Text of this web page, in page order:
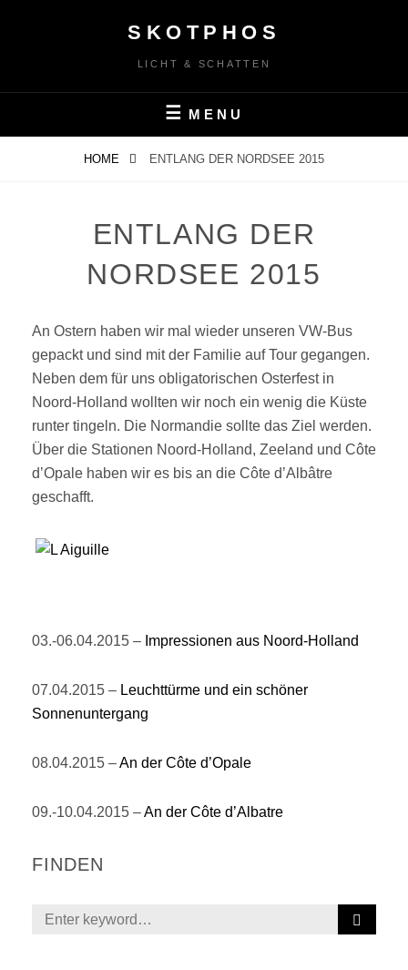
SKOTPHOS
LICHT & SCHATTEN
MENU
HOME ENTLANG DER NORDSEE 2015
ENTLANG DER
NORDSEE 2015
An Ostern haben wir mal wieder unseren VW-Bus
gepackt und sind mit der Familie auf Tour gegangen.
Neben dem für uns obligatorischen Osterfest in
Noord-Holland wollten wir noch ein wenig die Küste
runter tingeln. Die Normandie sollte das Ziel werden.
Über die Stationen Noord-Holland, Zeeland und Côte
d’Opale haben wir es bis an die Côte d’Albâtre
geschafft.
03.-06.04.2015 – Impressionen aus Noord-Holland
07.04.2015 – Leuchttürme und ein schöner
Sonnenuntergang
08.04.2015 –An der Côte d’Opale
09.-10.04.2015 –An der Côte d’Albatre
FINDEN
Search
E